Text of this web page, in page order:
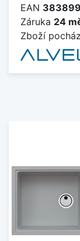
EAN
Záruka 24
Zboží